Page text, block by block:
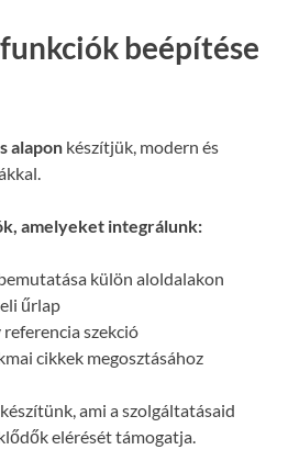
beépítése
alapon készítjük, modern és
amelyeket integrálunk:
külön aloldalakon
űrlap
szekció
cikkek megosztásához
ami a szolgáltatásaid
elérését támogatja.